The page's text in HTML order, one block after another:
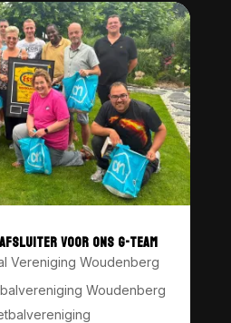
VOOR ONS G-TEAM
Vereniging Woudenberg
Woudenberg